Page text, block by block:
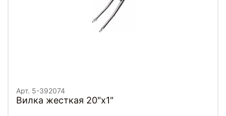
Арт. 5-392074
Вилка жесткая 20"х1"